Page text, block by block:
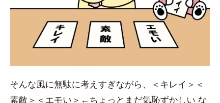
そんな風に無駄に考えすぎながら、＜キレイ＞＜
素敵＞＜エモい＞←ちょっとまだ気恥ずかしい な